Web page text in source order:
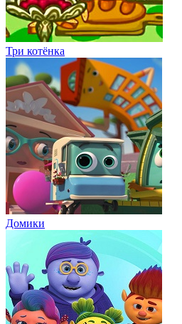
Три котёнка
Домики